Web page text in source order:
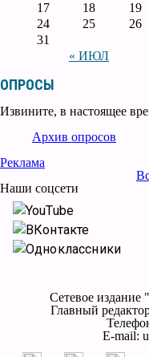
« ИЮЛ
17
18 19
24
25 26
31
ОПРОСЫ
Извините, в настоящее
Архив опросов
Реклама
Наши соцсети
YouTube
ВКонтакте
Одноклассники
Сетевое издание
Главный
E-mail: